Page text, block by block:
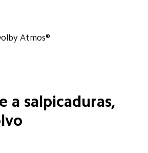
Atmos®
a salpicaduras,